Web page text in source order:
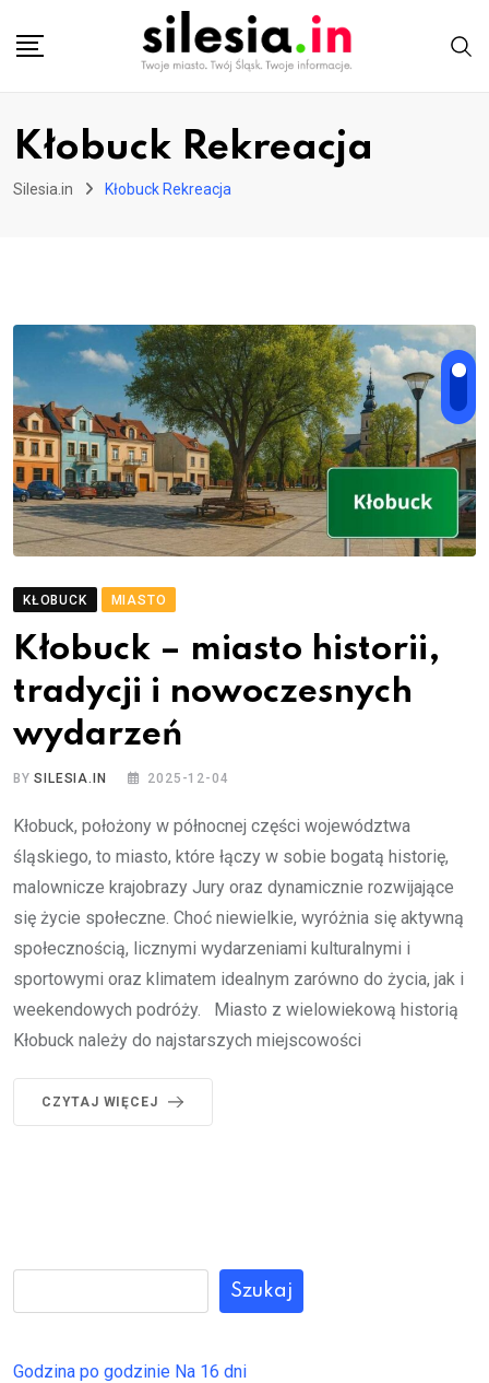
Kłobuck Rekreacja
Silesia.in Kłobuck Rekreacja
KŁOBUCK MIASTO
Kłobuck – miasto historii,
tradycji i nowoczesnych
wydarzeń
BYSILESIA.IN 2025-12-04
Kłobuck, położony w północnej części województwa
śląskiego, to miasto, które łączy w sobie bogatą historię,
malownicze krajobrazy Jury oraz dynamicznie rozwijające
się życie społeczne. Choć niewielkie, wyróżnia się aktywną
społecznością, licznymi wydarzeniami kulturalnymi i
sportowymi oraz klimatem idealnym zarówno do życia, jak i
weekendowych podróży. Miasto z wielowiekową historią
Kłobuck należy do najstarszych miejscowości
CZYTAJ WIĘCEJ
Szukaj
Godzina po godzinie Na 16 dni